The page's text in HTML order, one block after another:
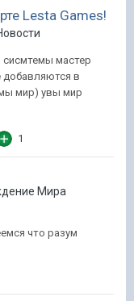
Lesta Games!
сисмтемы мастер
добавляются в
мир) увы мир
1
Мира
что разум